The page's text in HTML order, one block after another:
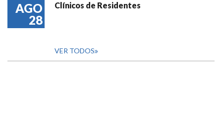
AGO
28
Clínicos de Residentes
VER TODOS